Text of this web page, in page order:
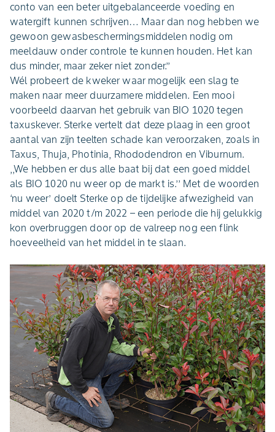
conto van een beter uitgebalanceerde voeding en
watergift kunnen schrijven… Maar dan nog hebben we
gewoon gewasbeschermingsmiddelen nodig om
meeldauw onder controle te kunnen houden. Het kan
dus minder, maar zeker niet zonder.’’
Wél probeert de kweker waar mogelijk een slag te
maken naar meer duurzamere middelen. Een mooi
voorbeeld daarvan het gebruik van BIO 1020 tegen
taxuskever. Sterke vertelt dat deze plaag in een groot
aantal van zijn teelten schade kan veroorzaken, zoals in
Taxus, Thuja, Photinia, Rhododendron en Viburnum.
,,We hebben er dus alle baat bij dat een goed middel
als BIO 1020 nu weer op de markt is.’’ Met de woorden
‘nu weer’ doelt Sterke op de tijdelijke afwezigheid van
middel van 2020 t/m 2022 – een periode die hij gelukkig
kon overbruggen door op de valreep nog een flink
hoeveelheid van het middel in te slaan.